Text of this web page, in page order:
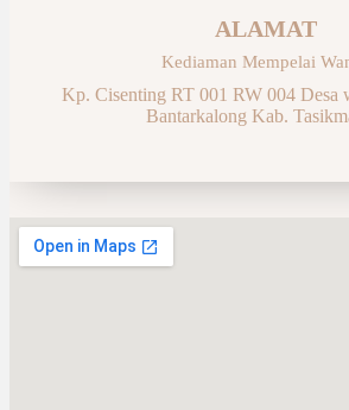
ALAMAT
Kediaman Mempelai
Kp. Cisenting RT 001 RW 004 Desa
Bantarkalong Kab.